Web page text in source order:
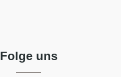
Folge uns